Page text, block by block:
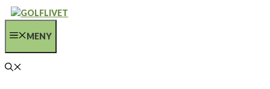
Hoppa
innehållMENY